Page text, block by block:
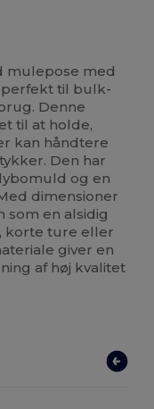
mulepose med
perfekt til bulk-
Denne
til at holde,
kan håndtere
Den har
og en
dimensioner
som en alsidig
korte ture eller
giver en
af høj kvalitet